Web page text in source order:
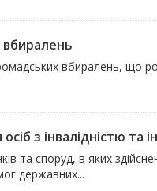
вбиралень, що
з інвалідністю та
та споруд, в яких
державних...